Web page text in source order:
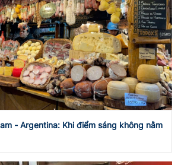
- Argentina: Khi điểm sáng không nằm